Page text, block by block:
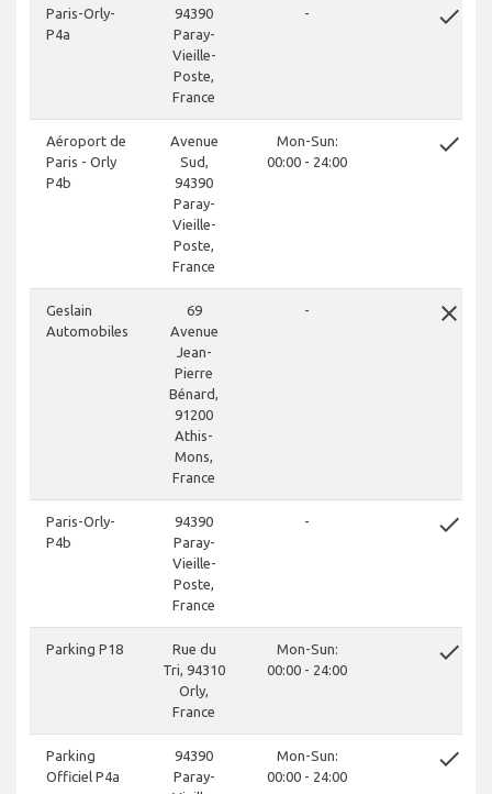
Paris-Orly-
P4a
94390
Paray-
Vieille-
Poste,
France
- done
Aéroport de
Paris - Orly
P4b
Avenue
Sud,
94390
Paray-
Vieille-
Poste,
France
Mon-Sun:
00:00 - 24:00
done
Geslain
Automobiles
69
Avenue
Jean-
Pierre
Bénard,
91200
Athis-
Mons,
France
- close
Paris-Orly-
P4b
94390
Paray-
Vieille-
Poste,
France
- done
Parking P18
Rue du
Tri, 94310
Orly,
France
Mon-Sun:
00:00 - 24:00
done
Parking
Officiel P4a
94390
Paray-
Mon-Sun:
00:00 - 24:00
done